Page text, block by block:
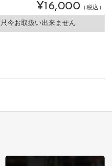
¥16,000 （税込）
只今お取扱い出来ません